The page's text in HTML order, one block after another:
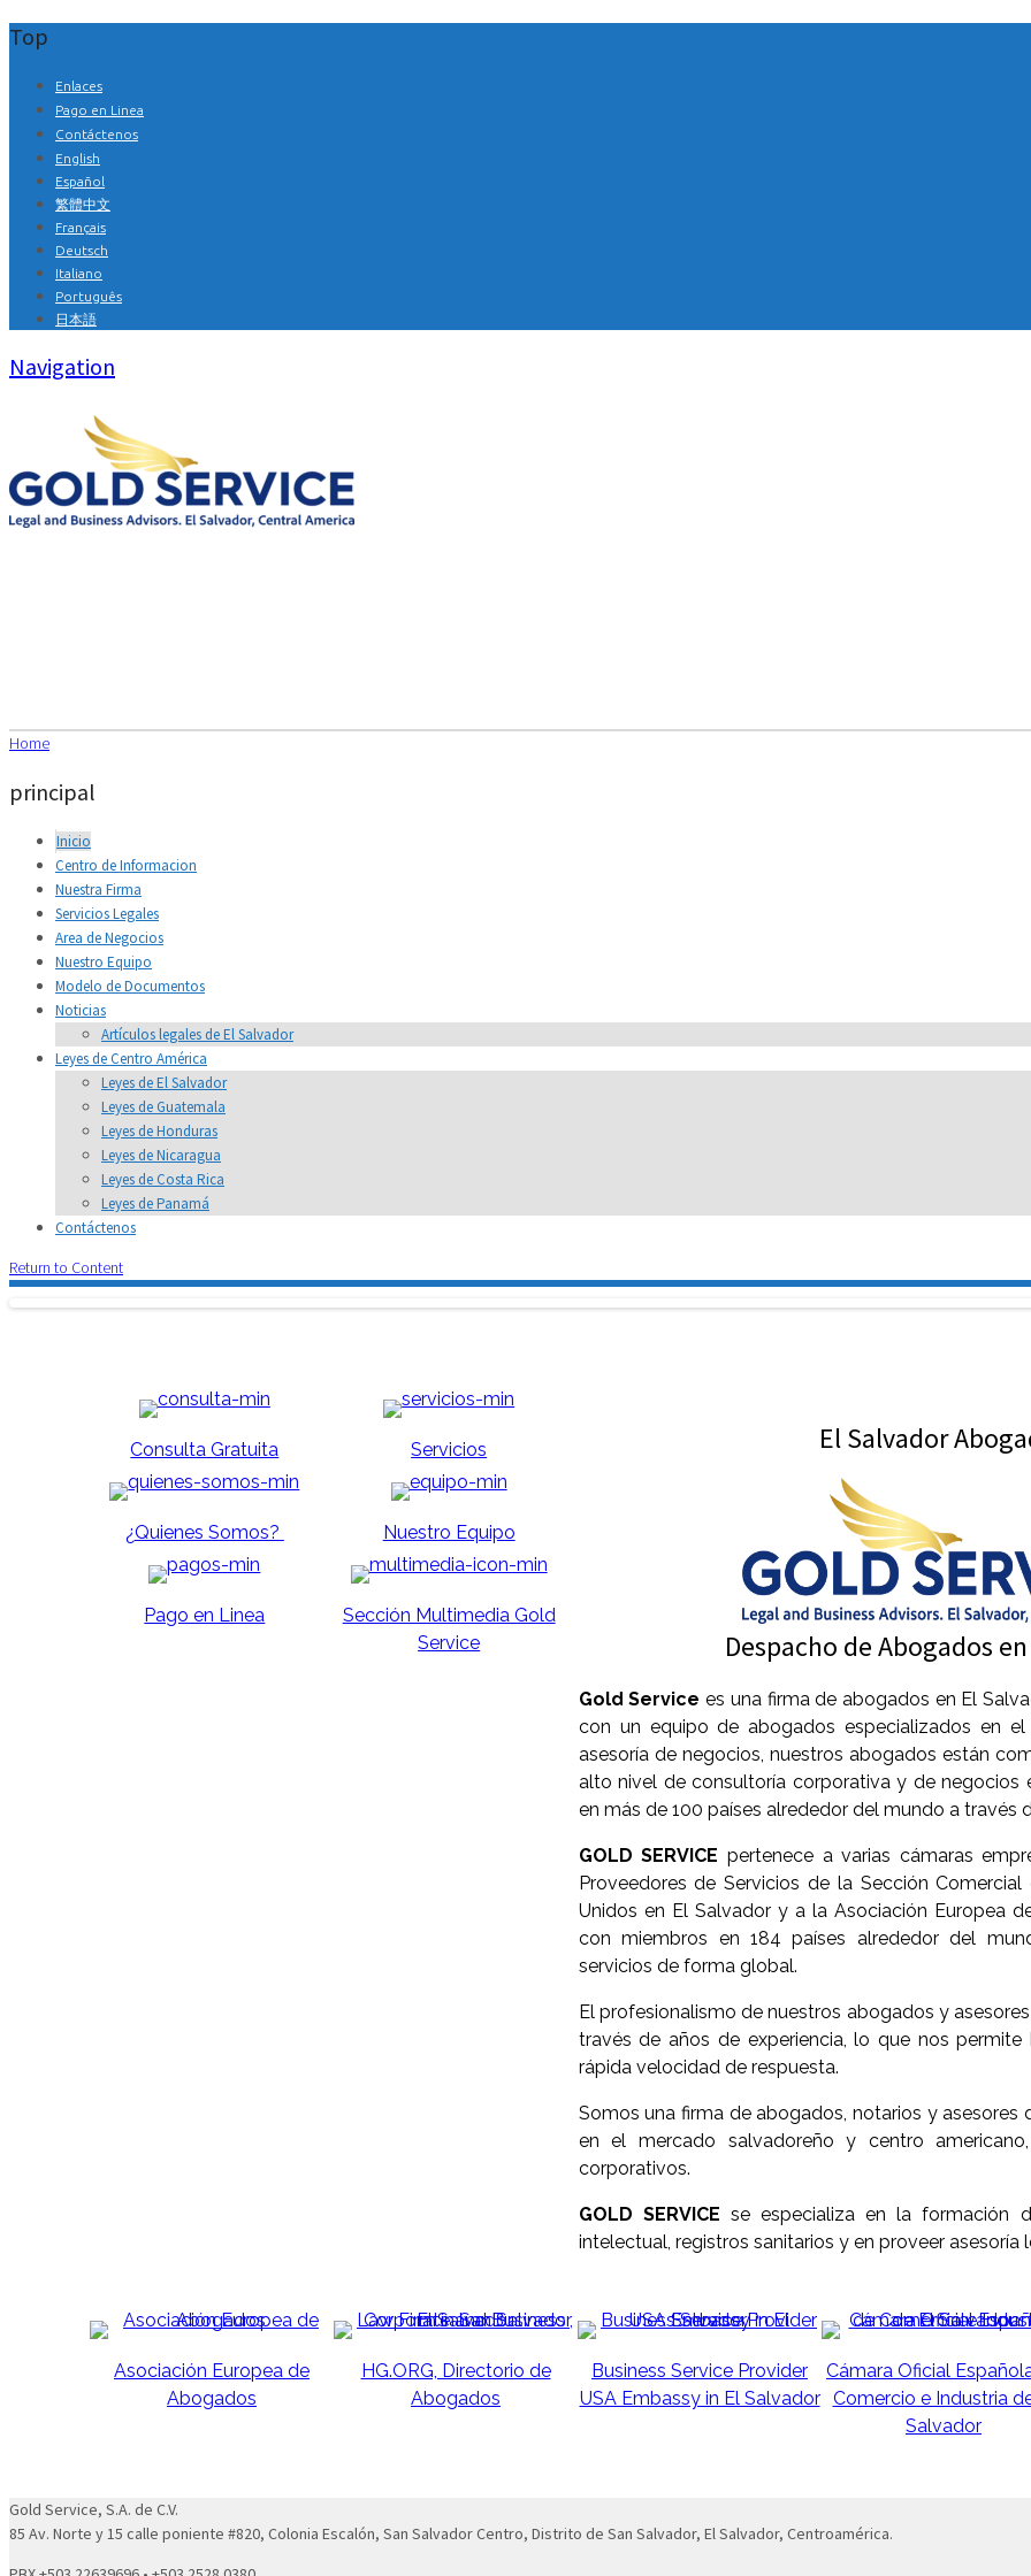
Top
Enlaces
Pago en Linea
Contáctenos
English
Español
繁體中文
Français
Deutsch
Italiano
Português
日本語
Navigation
Home
principal
Inicio
Centro de Informacion
Nuestra Firma
Servicios Legales
Area de Negocios
Nuestro Equipo
Modelo de Documentos
Noticias
Artículos legales de El Salvador
Leyes de Centro América
Leyes de El Salvador
Leyes de Guatemala
Leyes de Honduras
Leyes de Nicaragua
Leyes de Costa Rica
Leyes de Panamá
Contáctenos
Return to Content
Consulta Gratuita
¿Quienes Somos?
Pago en Linea
Servicios
Nuestro Equipo
Sección Multimedia Gold
Service
El Salvador
Despacho de Abogados
Gold Service es una firma de abogados en El
con un equipo de abogados especializados en
asesoría de negocios, nuestros abogados están
alto nivel de consultoría corporativa y de negocios
en más de 100 países alrededor del mundo a través
GOLD SERVICE pertenece a varias cámaras
Proveedores de Servicios de la Sección
Unidos en El Salvador y a la Asociación Europea
con miembros en 184 países alrededor del
servicios de forma global.
El profesionalismo de nuestros abogados y
través de años de experiencia, lo que nos
rápida velocidad de respuesta.
Somos una firma de abogados, notarios y asesores
en el mercado salvadoreño y centro
corporativos.
GOLD SERVICE se especializa en la formación
intelectual, registros sanitarios y en proveer asesoría
Asociación Europea de
Abogados
HG.ORG, Directorio de
Abogados
Business Service Provider
USA Embassy in El Salvador
Cámara Oficial
Comercio e Industria
Salvador
Gold Service, S.A. de C.V.
85 Av. Norte y 15 calle poniente #820, Colonia Escalón, San Salvador Centro, Distrito de San Salvador, El Salvador, Centroamérica.